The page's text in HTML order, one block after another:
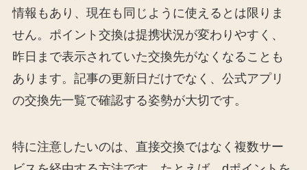
情報もあり、現在も同じように使えるとは限りま
せん。ポイント交換は提携状況が変わりやすく、
昨日まで表示されていた交換先がなくなることも
あります。記事の更新日だけでなく、公式アプリ
の交換先一覧で確認する姿勢が大切です。
特に注意したいのは、直接交換ではなく複数サー